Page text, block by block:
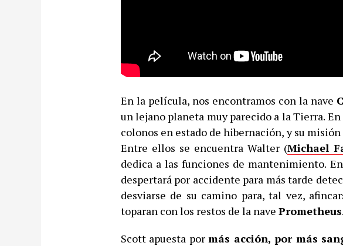
En la película, nos encontramos con la nave
un lejano planeta muy parecido a la Tierra.
colonos en estado de hibernación, y su
Entre ellos se encuentra Walter (Michael
dedica a las funciones de mantenimiento.
despertará por accidente para más tarde
desviarse de su camino para, tal vez,
toparan con los restos de la nave Prometheus.
Scott apuesta por más acción, por más